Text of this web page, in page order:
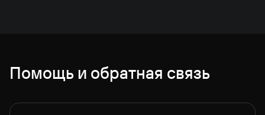
Помощь и обратная связь